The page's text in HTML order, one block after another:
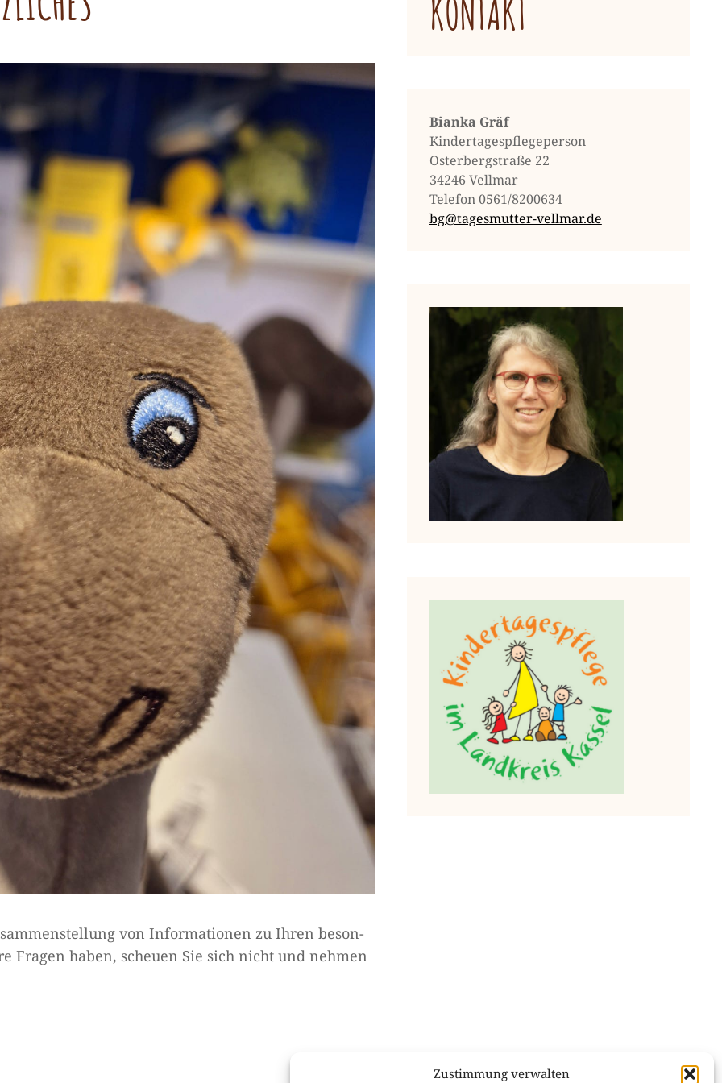
Zustimmung verwalten
von Infor­ma­tio­nen zu Ihren beson­
Fra­gen haben, scheuen Sie sich nicht und neh­men
KONTAKT
Bianka Gräf
Kindertagespflegeperson
Osterbergstraße 22
34246 Vellmar
Telefon 0561/8200634
bg@tagesmutter-vellmar.de